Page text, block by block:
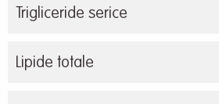
Trigliceride serice
Lipide totale